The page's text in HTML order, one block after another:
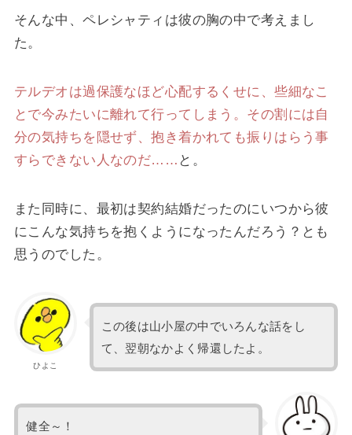
そんな中、ペレシャティは彼の胸の中で考えまし
た。
テルデオは過保護なほど心配するくせに、些細なこ
とで今みたいに離れて行ってしまう。その割には自
分の気持ちを隠せず、抱き着かれても振りはらう事
すらできない人なのだ…… と。
また同時に、最初は契約結婚だったのにいつから彼
にこんな気持ちを抱くようになったんだろう？とも
思うのでした。
ひよこ
この後は山小屋の中でいろんな話をし
て、翌朝なかよく帰還したよ。
健全～！